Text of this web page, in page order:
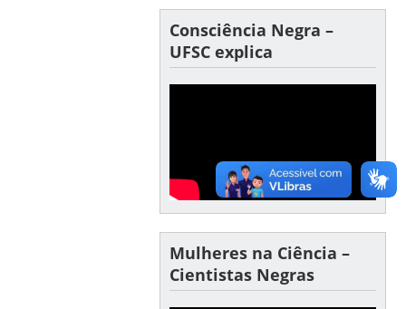
Consciência Negra –
UFSC explica
Mulheres na Ciência –
Cientistas Negras